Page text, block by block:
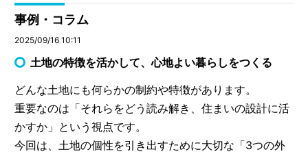
事例・コラム
2025/09/16 10:11
土地の特徴を活かして、心地よい暮らしをつくる
どんな土地にも何らかの制約や特徴があります。
重要なのは「それらをどう読み解き、住まいの設計に活
かすか」という視点です。
今回は、土地の個性を引き出すために大切な「3つの外